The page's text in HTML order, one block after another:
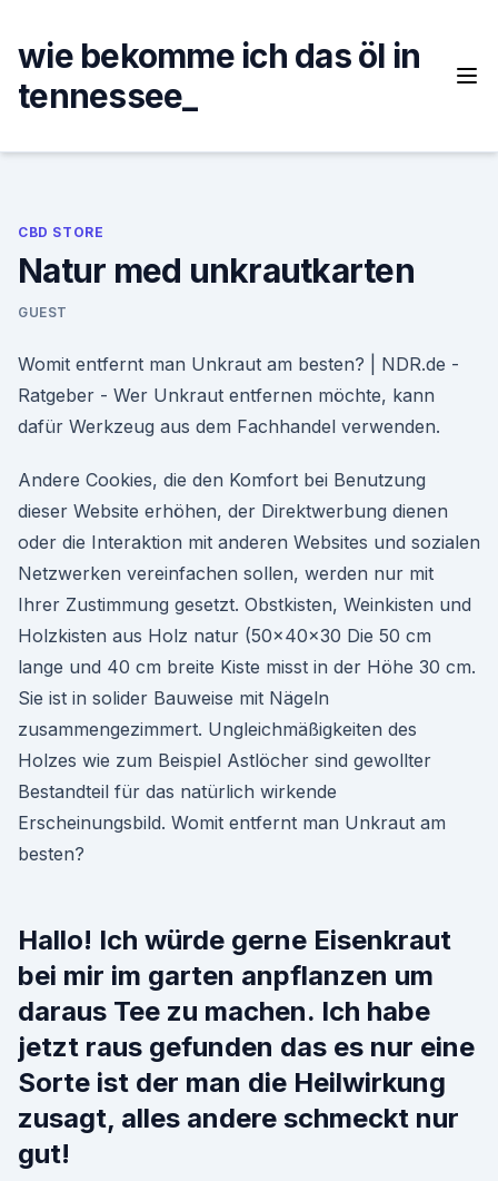
content
wie bekomme ich das öl in
tennessee_
CBD STORE
Natur med unkrautkarten
GUEST
Womit entfernt man Unkraut am besten? | NDR.de -
Ratgeber - Wer Unkraut entfernen möchte, kann
dafür Werkzeug aus dem Fachhandel verwenden.
Andere Cookies, die den Komfort bei Benutzung
dieser Website erhöhen, der Direktwerbung dienen
oder die Interaktion mit anderen Websites und sozialen
Netzwerken vereinfachen sollen, werden nur mit
Ihrer Zustimmung gesetzt. Obstkisten, Weinkisten und
Holzkisten aus Holz natur (50x40x30 Die 50 cm
lange und 40 cm breite Kiste misst in der Höhe 30 cm.
Sie ist in solider Bauweise mit Nägeln
zusammengezimmert. Ungleichmäßigkeiten des
Holzes wie zum Beispiel Astlöcher sind gewollter
Bestandteil für das natürlich wirkende
Erscheinungsbild. Womit entfernt man Unkraut am
besten?
Hallo! Ich würde gerne Eisenkraut
bei mir im garten anpflanzen um
daraus Tee zu machen. Ich habe
jetzt raus gefunden das es nur eine
Sorte ist der man die Heilwirkung
zusagt, alles andere schmeckt nur
gut!